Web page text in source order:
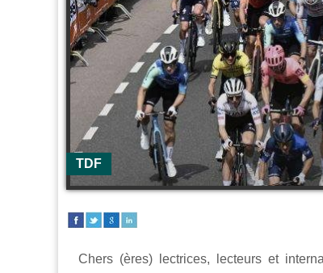
TDF
Chers (ères) lectrices, lecteurs et